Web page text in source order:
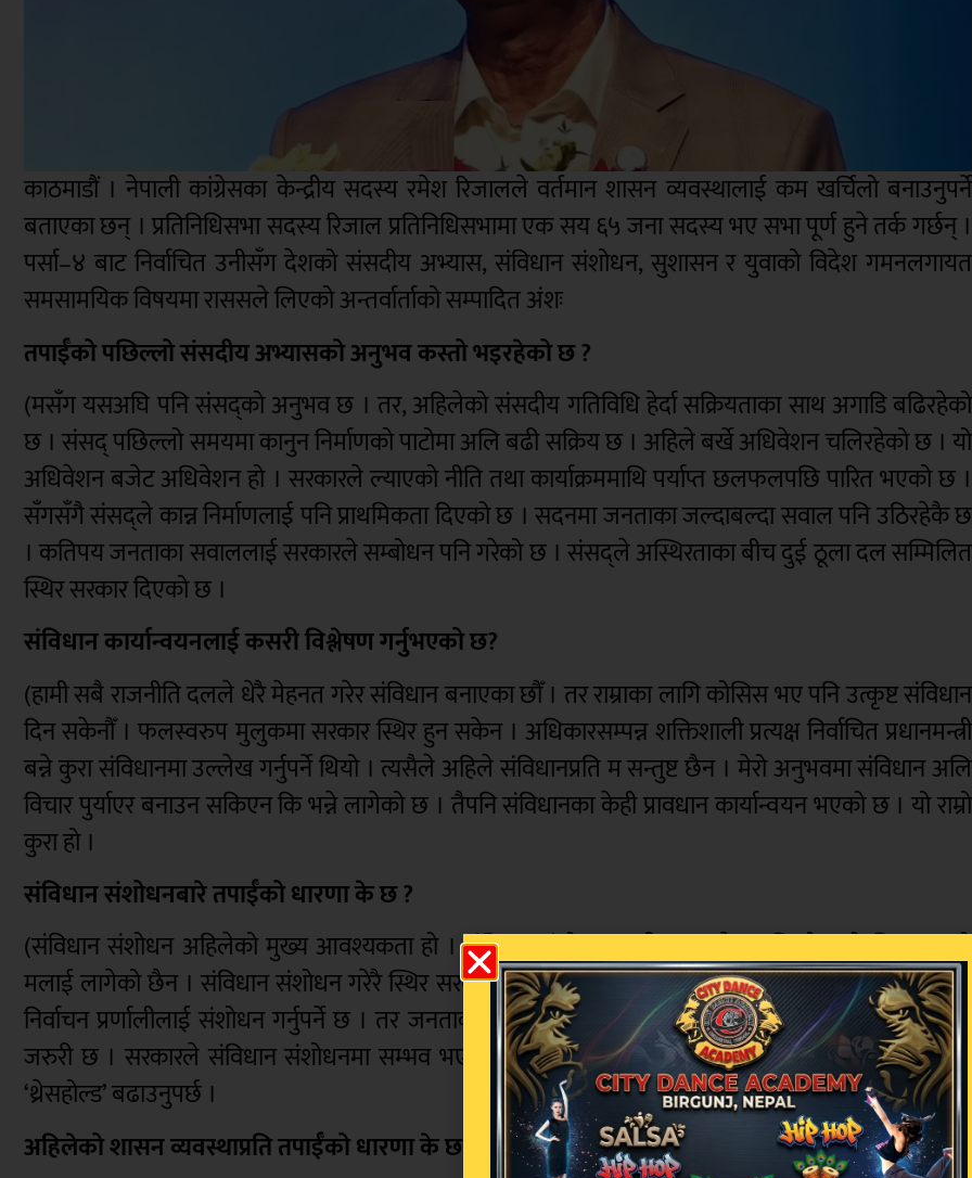
काठमाडौं । नेपाली कांग्रेसका केन्द्रीय सदस्य रमेश रिजालले वर्तमान शासन व्यवस्थालाई कम खर्चिलो बनाउनुपर्ने
बताएका छन् । प्रतिनिधिसभा सदस्य रिजाल प्रतिनिधिसभामा एक सय ६५ जना सदस्य भए सभा पूर्ण हुने तर्क गर्छन् ।
पर्सा–४ बाट निर्वाचित उनीसँग देशको संसदीय अभ्यास, संविधान संशोधन, सुशासन र युवाको विदेश गमनलगायत
समसामयिक विषयमा राससले लिएको अन्तर्वार्ताको सम्पादित अंशः
तपाईँको पछिल्लो संसदीय अभ्यासको अनुभव कस्तो भइरहेको छ ?
(मसँग यसअघि पनि संसद्को अनुभव छ । तर, अहिलेको संसदीय गतिविधि हेर्दा सक्रियताका साथ अगाडि बढिरहेको
छ । संसद् पछिल्लो समयमा कानुन निर्माणको पाटोमा अलि बढी सक्रिय छ । अहिले बर्खे अधिवेशन चलिरहेको छ । यो
अधिवेशन बजेट अधिवेशन हो । सरकारले ल्याएको नीति तथा कार्याक्रममाथि पर्याप्त छलफलपछि पारित भएको छ ।
सँगसँगै संसद्ले कान्न निर्माणलाई पनि प्राथमिकता दिएको छ । सदनमा जनताका जल्दाबल्दा सवाल पनि उठिरहेकै छ
। कतिपय जनताका सवाललाई सरकारले सम्बोधन पनि गरेको छ । संसद्ले अस्थिरताका बीच दुई ठूला दल सम्मिलित
स्थिर सरकार दिएको छ ।
संविधान कार्यान्वयनलाई कसरी विश्लेषण गर्नुभएको छ?
(हामी सबै राजनीति दलले धेरै मेहनत गरेर संविधान बनाएका छौँ । तर राम्राका लागि कोसिस भए पनि उत्कृष्ट संविधान
दिन सकेनौँ । फलस्वरुप मुलुकमा सरकार स्थिर हुन सकेन । अधिकारसम्पन्न शक्तिशाली प्रत्यक्ष निर्वाचित प्रधानमन्त्री
बन्ने कुरा संविधानमा उल्लेख गर्नुपर्ने थियो । त्यसैले अहिले संविधानप्रति म सन्तुष्ट छैन । मेरो अनुभवमा संविधान अलि
विचार पुर्याएर बनाउन सकिएन कि भन्ने लागेको छ । तैपनि संविधानका केही प्रावधान कार्यान्वयन भएको छ । यो राम्रो
कुरा हो ।
संविधान संशोधनबारे तपाईँको धारणा के छ ?
(संविधान संशोधन अहिलेको मुख्य आवश्यकता हो । संविधान संशोधन नगरी मुलुकले समृद्धिको बाटो लिन्छ जस्तो
मलाई लागेको छैन । संविधान संशोधन गरेरै स्थिर सरकारको व्यवस्था गर्नुपर्छ । ‘थ्रेस होल्ड’ र समानुपातिकरसमावेशी
निर्वाचन प्रर्णालीलाई संशोधन गर्नुपर्ने छ । तर जनताको सुझावसहित संविधान संशोधनमा सबै दलबीच सहमति हुन
जरुरी छ । सरकारले संविधान संशोधनमा सम्भव भएसम्म सबैलाई सहमतिमा ल्याउनुपर्छ । स्थिर सरकारका लागि
‘थ्रेसहोल्ड’ बढाउनुपर्छ ।
अहिलेको शासन व्यवस्थाप्रति तपाईँको धारणा के छ?